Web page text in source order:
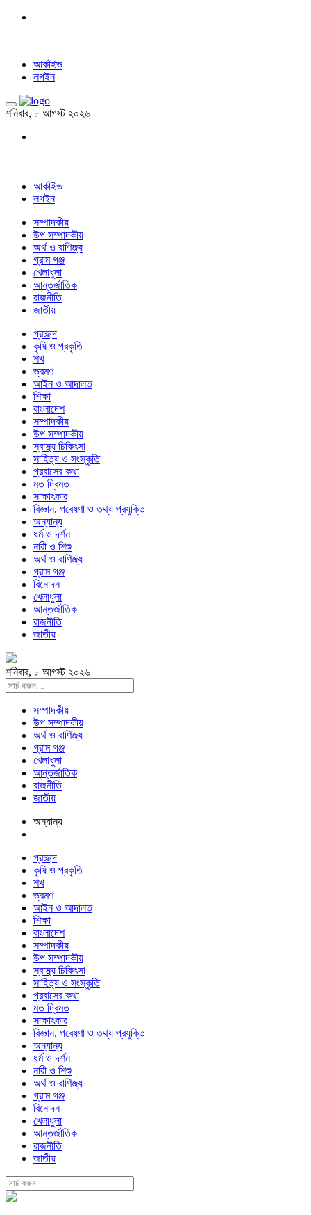
আর্কাইভ
লগইন
শনিবার, ৮ আগস্ট ২০২৬
আর্কাইভ
লগইন
সম্পাদকীয়
উপ সম্পাদকীয়
অর্থ ও বাণিজ্য
গ্রাম গঞ্জ
খেলাধুলা
আন্তর্জাতিক
রাজনীতি
জাতীয়
প্রচ্ছদ
কৃষি ও প্রকৃতি
শখ
ভ্রমণ
আইন ও আদালত
শিক্ষা
বাংলাদেশ
সম্পাদকীয়
উপ সম্পাদকীয়
স্বাস্থ্য চিকিৎসা
সাহিত্য ও সংস্কৃতি
প্রবাসের কথা
মত দ্বিমত
সাক্ষাৎকার
বিজ্ঞান, গবেষণা ও তথ্য প্রযুক্তি
অন্যান্য
ধর্ম ও দর্শন
নারী ও শিশু
অর্থ ও বাণিজ্য
গ্রাম গঞ্জ
বিনোদন
খেলাধুলা
আন্তর্জাতিক
রাজনীতি
জাতীয়
শনিবার, ৮ আগস্ট ২০২৬
সম্পাদকীয়
উপ সম্পাদকীয়
অর্থ ও বাণিজ্য
গ্রাম গঞ্জ
খেলাধুলা
আন্তর্জাতিক
রাজনীতি
জাতীয়
অন্যান্য
প্রচ্ছদ
কৃষি ও প্রকৃতি
শখ
ভ্রমণ
আইন ও আদালত
শিক্ষা
বাংলাদেশ
সম্পাদকীয়
উপ সম্পাদকীয়
স্বাস্থ্য চিকিৎসা
সাহিত্য ও সংস্কৃতি
প্রবাসের কথা
মত দ্বিমত
সাক্ষাৎকার
বিজ্ঞান, গবেষণা ও তথ্য প্রযুক্তি
অন্যান্য
ধর্ম ও দর্শন
নারী ও শিশু
অর্থ ও বাণিজ্য
গ্রাম গঞ্জ
বিনোদন
খেলাধুলা
আন্তর্জাতিক
রাজনীতি
জাতীয়